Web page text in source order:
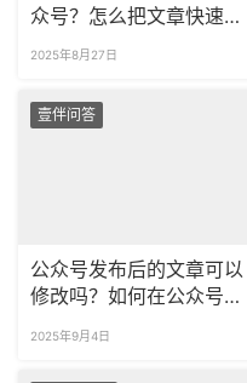
众号？怎么把文章快速排
2025年8月27日
壹伴问答
公众号发布后的文章可以
修改吗？如何在公众号里
2025年9月4日